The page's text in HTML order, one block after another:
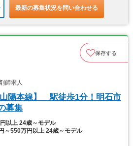
最新の募集状況を問い合わせる
保存する
師求人
山陽本線】 駅徒歩1分！明石市
募集
以上 24歳～モデル
～550万円以上 24歳～モデル